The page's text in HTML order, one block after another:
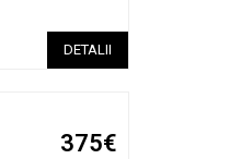
DETALII
375€